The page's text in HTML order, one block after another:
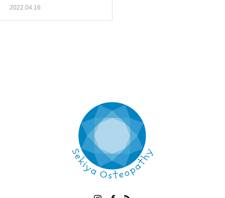
益】
2022.04.16